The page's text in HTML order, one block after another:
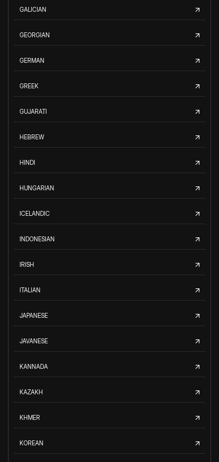
GALICIAN
GEORGIAN
GERMAN
GREEK
GUJARATI
HEBREW
HINDI
HUNGARIAN
ICELANDIC
INDONESIAN
IRISH
ITALIAN
JAPANESE
JAVANESE
KANNADA
KAZAKH
KHMER
KOREAN